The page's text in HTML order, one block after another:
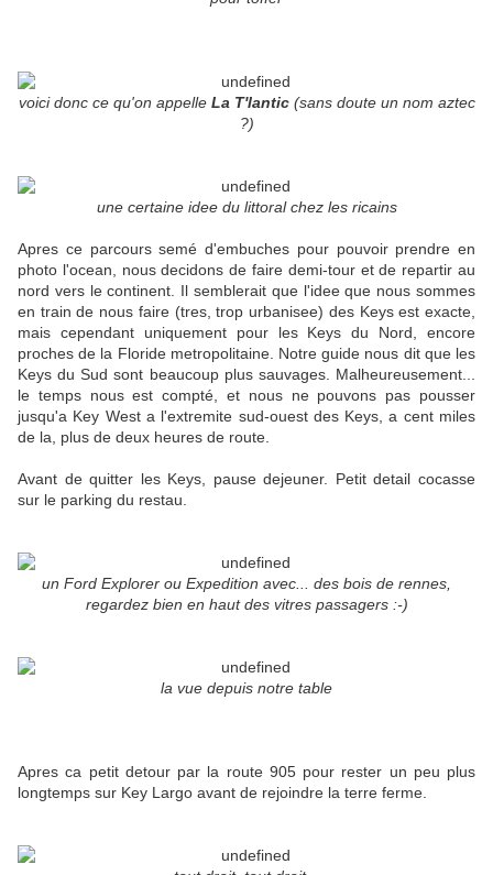
voici donc ce qu'on appelle La T'lantic(sans doute un nom aztec
?)
une certaine idee du littoral chez les ricains
Apres ce parcours semé d'embuches pour pouvoir prendre en
photo l'ocean, nous decidons de faire demi-tour et de repartir au
nord vers le continent. Il semblerait que l'idee que nous sommes
en train de nous faire (tres, trop urbanisee) des Keys est exacte,
mais cependant uniquement pour les Keys du Nord, encore
proches de la Floride metropolitaine. Notre guide nous dit que les
Keys du Sud sont beaucoup plus sauvages. Malheureusement...
le temps nous est compté, et nous ne pouvons pas pousser
jusqu'a Key West a l'extremite sud-ouest des Keys, a cent miles
de la, plus de deux heures de route.
Avant de quitter les Keys, pause dejeuner. Petit detail cocasse
sur le parking du restau.
un Ford Explorer ou Expedition avec... des bois de rennes,
regardez bien en haut des vitres passagers :-)
la vue depuis notre table
Apres ca petit detour par la route 905 pour rester un peu plus
longtemps sur Key Largo avant de rejoindre la terre ferme.